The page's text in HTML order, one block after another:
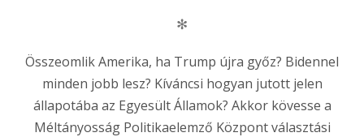
✻
Összeomlik Amerika, ha Trump újra győz? Bidennel
minden jobb lesz? Kíváncsi hogyan jutott jelen
állapotába az Egyesült Államok? Akkor kövesse a
Méltányosság Politikaelemző Központ választási